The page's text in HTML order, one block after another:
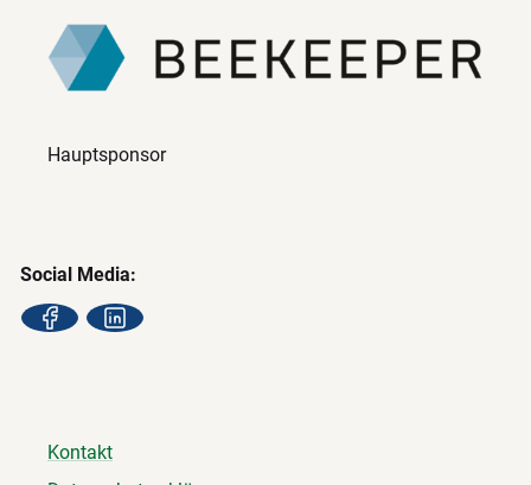
Hauptsponsor
Social Media:
Kontakt